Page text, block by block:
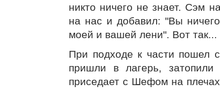
никто ничего не знает. Сэм
на нас и добавил: "Вы
моей и вашей лени". Вот так...
При подходе к части пошел
пришли в лагерь,
приседает с Шефом на